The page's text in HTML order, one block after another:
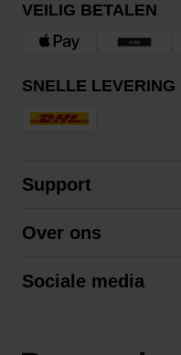
VEILIG BETALEN
SNELLE LEVERING
Support
Algemene voorwaarden
Over ons
Sociale media